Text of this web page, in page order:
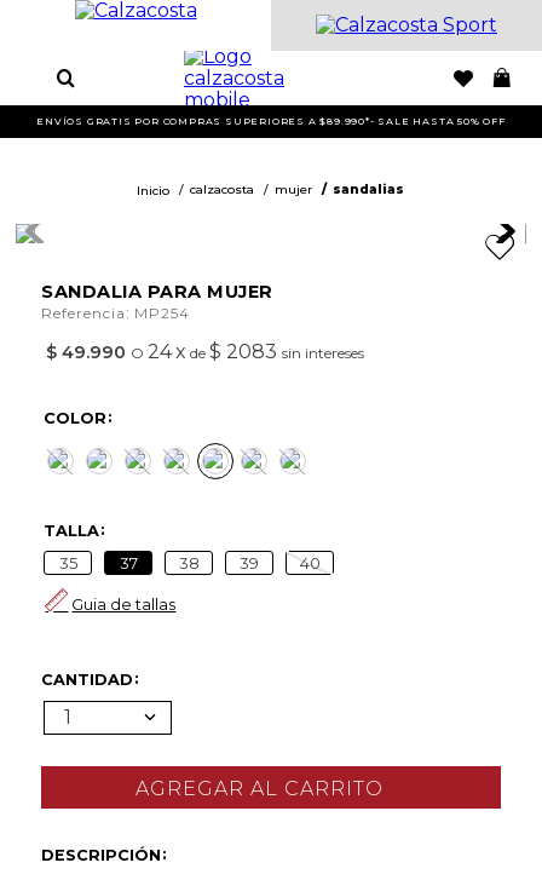
ENVÍOS GRATIS POR COMPRAS SUPERIORES A $89.990*- SALE HASTA 50% OFF
calzacosta mujer sandalias
SANDALIA PARA MUJER
Referencia : MP254
$ 49.990 O 24x de$ 2083 sin intereses
COLOR
TALLA
35 37 38 39 40
Guia de tallas
CANTIDAD
1
DESCRIPCIÓN